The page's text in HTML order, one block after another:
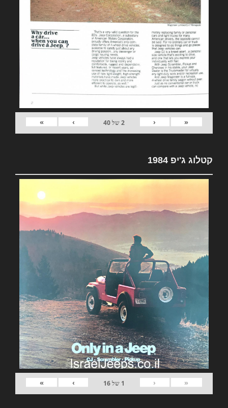
«
‹
2של40
›
»
קטלוג ג'יפ 1984
«
‹
1 של16
›
»